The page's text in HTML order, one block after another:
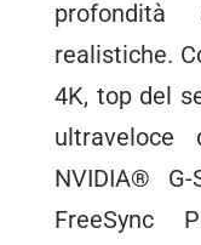
profondità
realistiche.
4K, top del
ultraveloce
NVIDIA®
FreeSync